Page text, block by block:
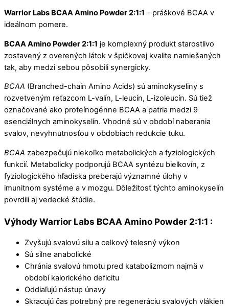
Warrior Labs BCAA Amino Powder 2:1:1 – práškové BCAA v
ideálnom pomere.
BCAA Amino Powder 2:1:1 je komplexný produkt starostlivo
zostavený z overených látok v špičkovej kvalite namiešaných
tak, aby medzi sebou pôsobili synergicky.
BCAA (Branched-chain Amino Acids) sú aminokyseliny s
rozvetveným reťazcom L-valín, L-leucín, L-izoleucín. Sú tiež
označované ako proteínogénne BCAA a patria medzi 9
esenciálnych aminokyselín. Vhodné sú v období naberania
svalov, nevyhnutnosťou v obdobiach redukcie tuku.
BCAA zabezpečujú niekoľko metabolických a fyziologických
funkcií. Metabolicky podporujú BCAA syntézu bielkovín, z
fyziologického hľadiska preberajú významné úlohy v
imunitnom systéme a v mozgu. Dôležitosť týchto aminokyselín
povrdili aj vedecké štúdie.
VýhodyWarrior Labs BCAA Amino Powder 2:1:1 :
Zvyšujú svalovú silu a celkový telesný výkon
Sú silne anabolické
Chránia svalovú hmotu pred katabolizmom najmä v
období kalorického deficitu
Oddiaľujú nástup únavy
Skracujú čas potrebný pre regeneráciu svalových vlákien